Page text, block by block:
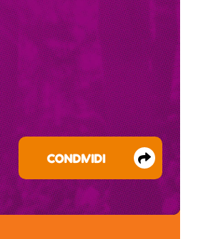
CONDIVIDI